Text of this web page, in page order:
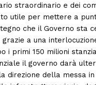
straordinario e dei
utile per mettere a
che il Governo sta
a una
i primi 150 milioni
il governo darà
direzione della messa